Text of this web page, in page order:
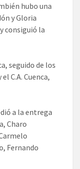
hubo una
y Gloria
consiguió la
seguido de los
C.A. Cuenca,
a la entrega
Charo
Fernando